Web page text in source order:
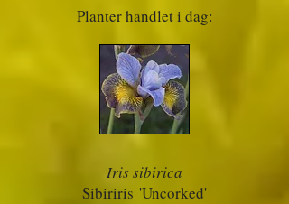
Planter handlet i dag:
Iris sibirica
Sibiriris 'Uncorked'